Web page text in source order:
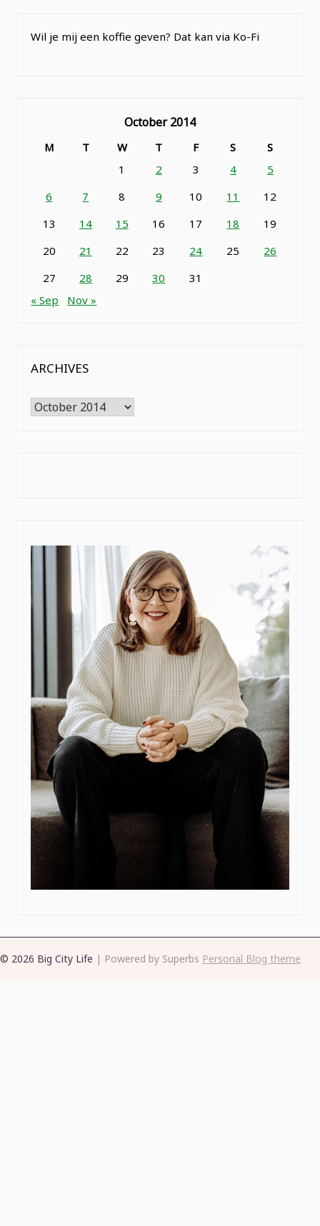
Wil je mij een koffie geven? Dat kan via Ko-Fi
October 2014
M T W T F S
S
1
2 3 4
5
6
7 8 9 10 11
12
13
14 15 16 17 18
19
20
21 22 23 24 25
26
27
28 29 30
31
« Sep
Nov »
ARCHIVES
Archives
© 2026 Big City Life | Powered by Superbs Personal Blog theme